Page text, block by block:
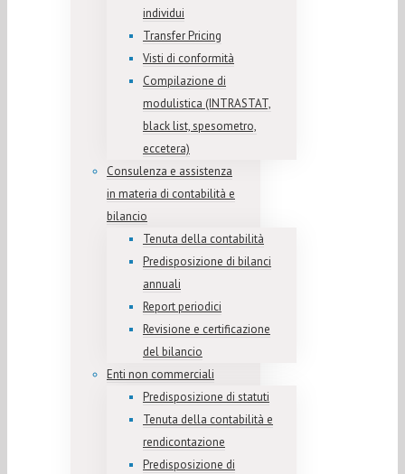
individui
Transfer Pricing
Visti di conformità
Compilazione di
modulistica (INTRASTAT,
black list, spesometro,
eccetera)
Consulenza e assistenza
in materia di contabilità e
bilancio
Tenuta della contabilità
Predisposizione di bilanci
annuali
Report periodici
Revisione e certificazione
del bilancio
Enti non commerciali
Predisposizione di statuti
Tenuta della contabilità e
rendicontazione
Predisposizione di